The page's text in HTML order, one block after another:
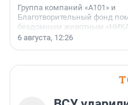
Группа компаний «А101» и
Благотворительный фонд
бездомным животным
заключили соглашение о
6 августа, 12:26